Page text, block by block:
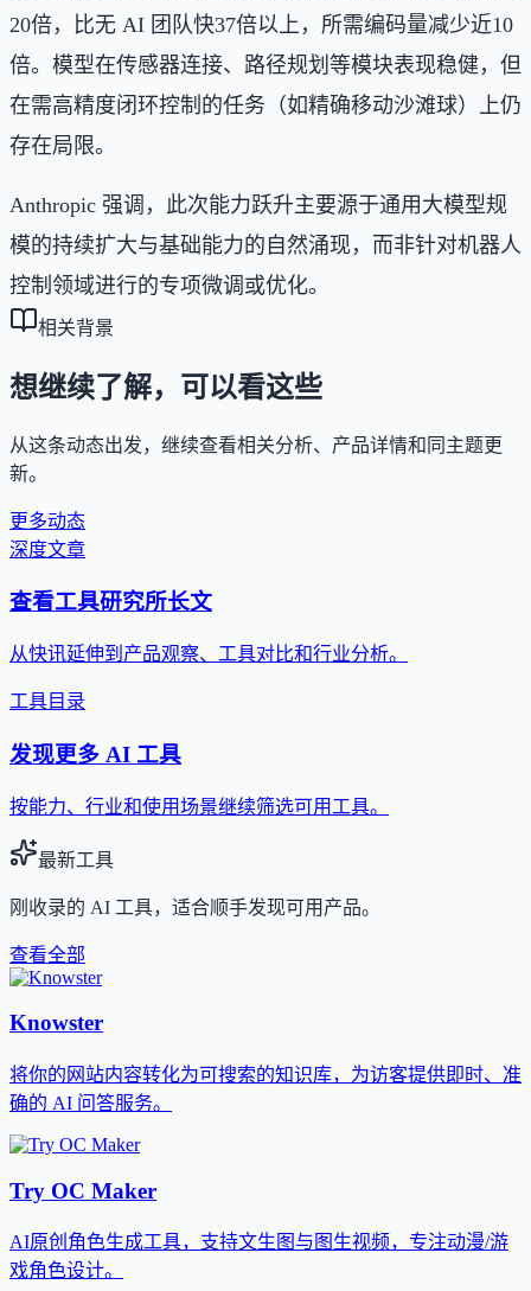
20倍，比无 AI 团队快37倍以上，所需编码量减少近10
倍。模型在传感器连接、路径规划等模块表现稳健，但
在需高精度闭环控制的任务（如精确移动沙滩球）上仍
存在局限。
Anthropic 强调，此次能力跃升主要源于通用大模型规
模的持续扩大与基础能力的自然涌现，而非针对机器人
控制领域进行的专项微调或优化。
相关背景
想继续了解，可以看这些
从这条动态出发，继续查看相关分析、产品详情和同主题更
新。
更多动态
深度文章
查看工具研究所长文
从快讯延伸到产品观察、工具对比和行业分析。
工具目录
发现更多 AI 工具
按能力、行业和使用场景继续筛选可用工具。
最新工具
刚收录的 AI 工具，适合顺手发现可用产品。
查看全部
Knowster
将你的网站内容转化为可搜索的知识库，为访客提供即时、准
确的 AI 问答服务。
Try OC Maker
AI原创角色生成工具，支持文生图与图生视频，专注动漫/游
戏角色设计。